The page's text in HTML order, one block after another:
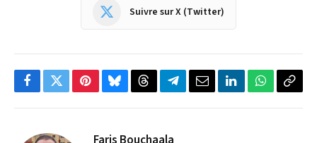
Suivre sur X (Twitter)
Facebook
TwitterPinterestBlueskyThreadsPartager
Telegram
EmailLinkedInWhatsApp